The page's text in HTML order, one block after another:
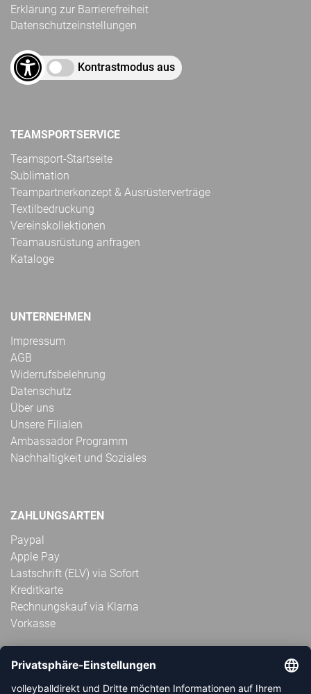
Erklärung zur Barrierefreiheit
Datenschutzeinstellungen
Kontrastmodus aus
TEAMSPORTSERVICE
Teamsport-Startseite
Sublimation
Teampartnerkonzept & Ausrüsterverträge
Textilbedruckung
Vereinskollektionen
Teamausrüstung anfragen
Kataloge
UNTERNEHMEN
Impressum
AGB
Widerrufsbelehrung
Datenschutz
Über uns
Unsere Filialen
Ambassador Programm
Nachhaltigkeit und Soziales
ZAHLUNGSARTEN
Paypal
Apple Pay
Lastschrift (ELV) via Sofort
Kreditkarte
Rechnungskauf via Klarna
Vorkasse
ABONNIERE JETZT DEN KOSTENLOSEN
VOLLEYBALLDIREKT-NEWSLETTER UND VERPASSE KEINE